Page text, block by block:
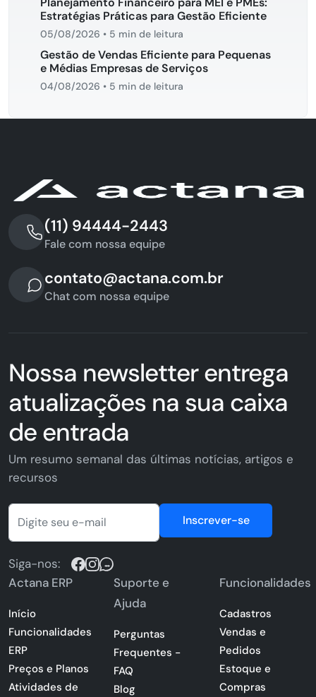
Estratégias Práticas para Gestão Eficiente
05/08/2026 • 5 min de leitura
Gestão de Vendas Eficiente para Pequenas
e Médias Empresas de Serviços
04/08/2026 • 5 min de leitura
(11) 94444-2443
Fale com nossa equipe
contato@actana.com.br
Chat com nossa equipe
Nossa newsletter entrega
atualizações na sua caixa
de entrada
Um resumo semanal das últimas notícias, artigos e
recursos
Inscrever-se
Siga-nos:
Actana ERP
Início
Funcionalidades
ERP
Preços e Planos
Atividades de
Suporte e
Ajuda
Perguntas
Frequentes -
FAQ
Blog
Funcionalidades
Cadastros
Vendas e
Pedidos
Estoque e
Compras